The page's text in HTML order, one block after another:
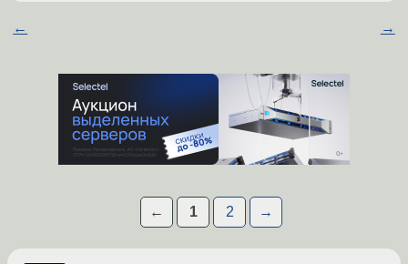
← →
← 1 2 →